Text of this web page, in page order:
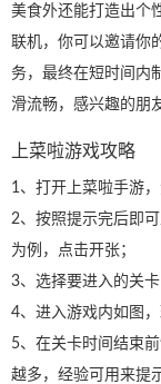
美食外还能打造出个
联机，你可以邀请你
务，最终在短时间内
滑流畅，感兴趣的朋
上菜啦游戏攻略
1、打开上菜啦手游
2、按照提示完后即
为例，点击开张；
3、选择要进入的关卡
4、进入游戏内如图
5、在关卡时间结束
越多，经验可用来提